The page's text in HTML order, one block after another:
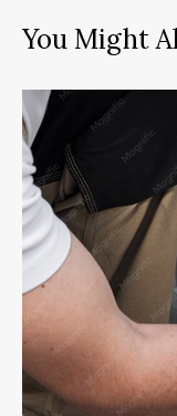
You Might